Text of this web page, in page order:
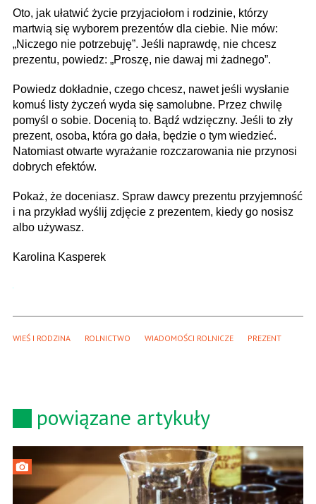
Oto, jak ułatwić życie przyjaciołom i rodzinie, którzy
martwią się wyborem prezentów dla ciebie. Nie mów:
„Niczego nie potrzebuję”. Jeśli naprawdę, nie chcesz
prezentu, powiedz: „Proszę, nie dawaj mi żadnego”.
Powiedz dokładnie, czego chcesz, nawet jeśli wysłanie
komuś listy życzeń wyda się samolubne. Przez chwilę
pomyśl o sobie. Docenią to. Bądź wdzięczny. Jeśli to zły
prezent, osoba, która go dała, będzie o tym wiedzieć.
Natomiast otwarte wyrażanie rozczarowania nie przynosi
dobrych efektów.
Pokaż, że doceniasz. Spraw dawcy prezentu przyjemność
i na przykład wyślij zdjęcie z prezentem, kiedy go nosisz
albo używasz.
Karolina Kasperek
WIEŚ I RODZINA ROLNICTWO WIADOMOŚCI ROLNICZE PREZENT
powiązane artykuły